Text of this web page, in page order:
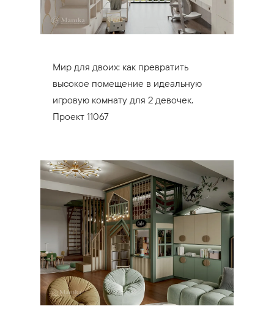
Мир для двоих: как превратить
высокое помещение в идеальную
игровую комнату для 2 девочек.
Проект 11067